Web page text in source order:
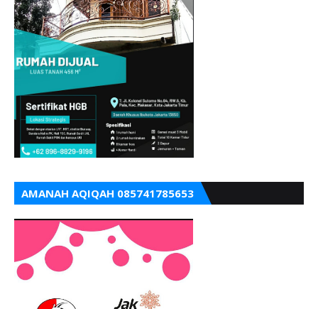
AMANAH AQIQAH 085741785653